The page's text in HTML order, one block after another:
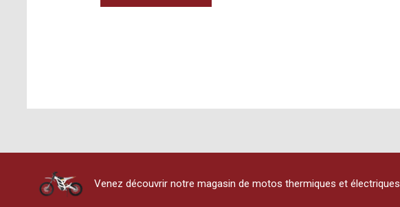
Venez découvrir notre magasin de motos thermiques et